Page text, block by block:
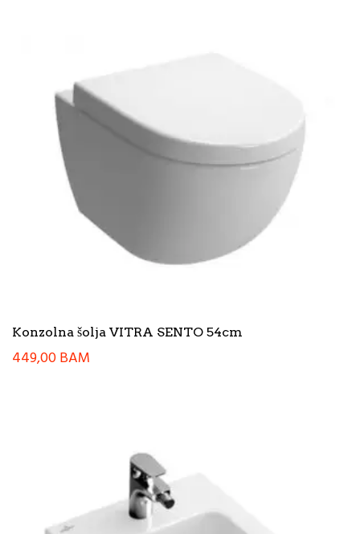
Konzolna šolja VITRA SENTO 54cm
449,00BAM